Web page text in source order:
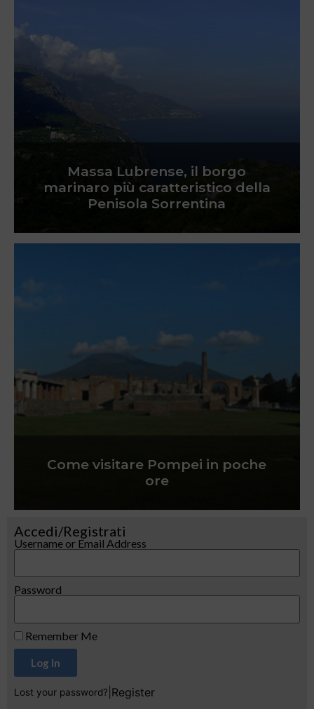
Massa Lubrense, il borgo
marinaro più caratteristico della
Penisola Sorrentina
Come visitare Pompei in poche
ore
Accedi/Registrati
Username or Email Address
Password
Remember Me
Log In
Lost your password? Register